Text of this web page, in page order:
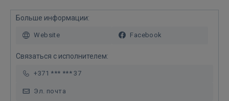
Больше информации:
Website Facebook
Связаться с исполнителем:
+371 *** *** 37
Эл. почта